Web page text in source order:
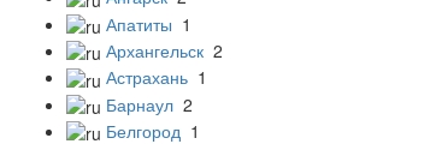
Апатиты 1
Архангельск 2
Астрахань 1
Барнаул 2
Белгород 1